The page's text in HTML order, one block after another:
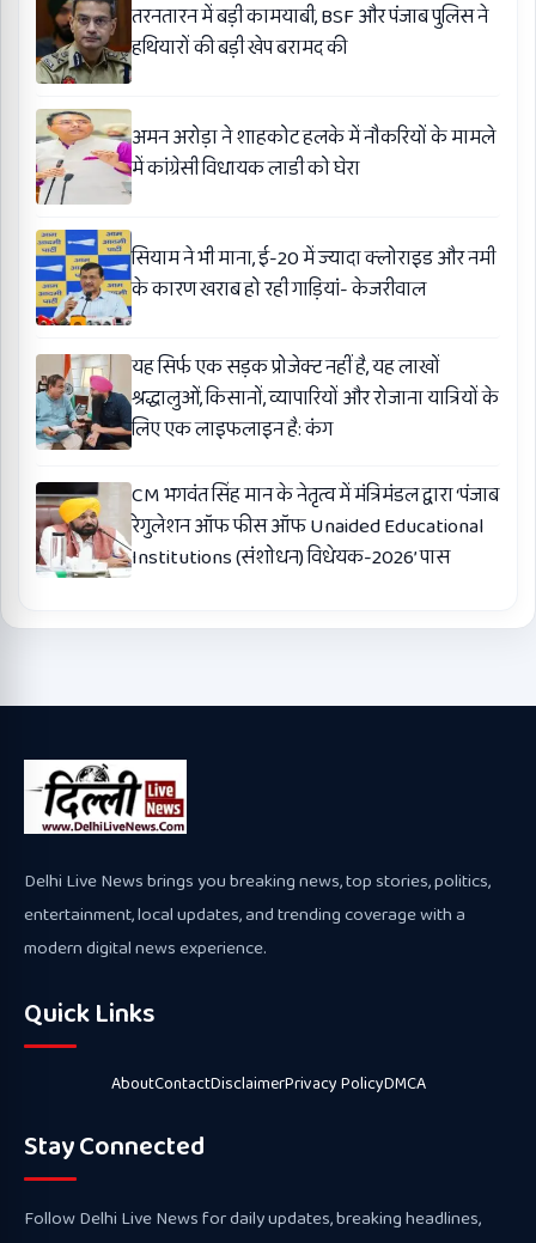
तरनतारन में बड़ी कामयाबी, BSF और पंजाब पुलिस ने
हथियारों की बड़ी खेप बरामद की
अमन अरोड़ा ने शाहकोट हलके में नौकरियों के मामले
में कांग्रेसी विधायक लाडी को घेरा
सियाम ने भी माना, ई-20 में ज्यादा क्लोराइड और नमी
के कारण खराब हो रही गाड़ियां- केजरीवाल
यह सिर्फ एक सड़क प्रोजेक्ट नहीं है, यह लाखों
श्रद्धालुओं, किसानों, व्यापारियों और रोजाना यात्रियों के
लिए एक लाइफलाइन है: कंग
CM भगवंत सिंह मान के नेतृत्व में मंत्रिमंडल द्वारा ‘पंजाब
रेगुलेशन ऑफ फीस ऑफ Unaided Educational
Institutions (संशोधन) विधेयक-2026’ पास
Delhi Live News brings you breaking news, top stories, politics,
entertainment, local updates, and trending coverage with a
modern digital news experience.
Quick Links
AboutContactDisclaimerPrivacy PolicyDMCA
Stay Connected
Follow Delhi Live News for daily updates, breaking headlines,